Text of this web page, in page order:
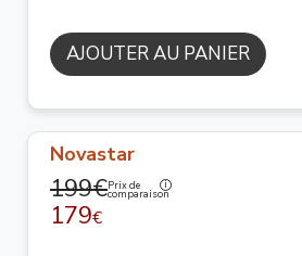
AJOUTER AU PANIER
Novastar
199€Prix de
comparaison
179€